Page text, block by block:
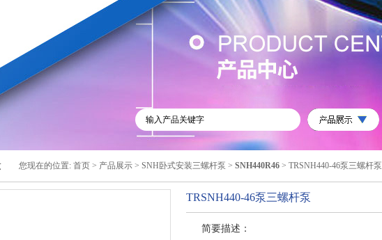
您现在的位置: 首页 > 产品展示 > SNH卧式安装三螺杆泵 > SNH440R46 > TRSNH440-46泵三螺杆泵
TRSNH440-46泵三螺杆泵
简要描述：